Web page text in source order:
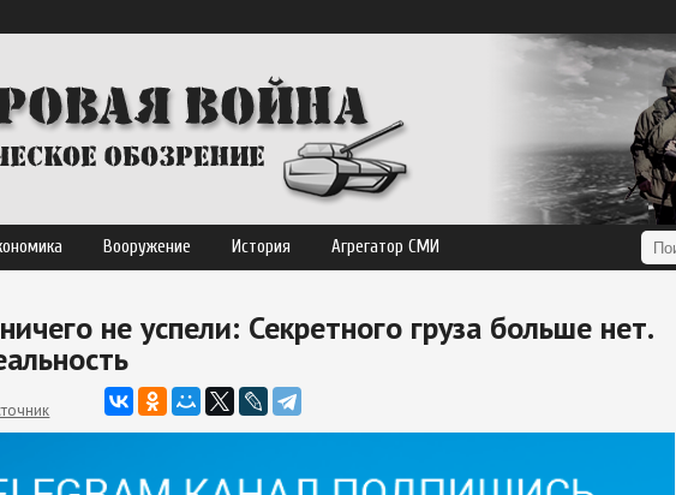
Вооружение История Агрегатор СМИ
не успели: Секретного груза больше нет.